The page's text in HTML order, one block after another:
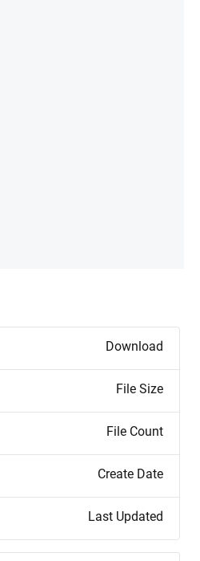
Download
File Size
File Count
Create Date
Last Updated